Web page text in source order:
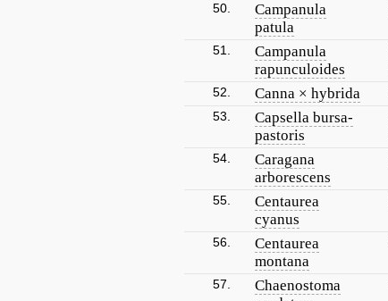
50.
Campanula
patula
51.
Campanula
rapunculoides
52. Canna × hybrida
53.
Capsella bursa-
pastoris
54.
Caragana
arborescens
55.
Centaurea
cyanus
56.
Centaurea
montana
57.
Chaenostoma